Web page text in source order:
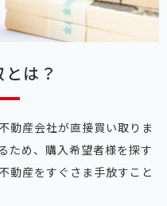
とは？
動産会社が直接買い取りま
ため、購入希望者様を探す
動産をすぐさま手放すこと